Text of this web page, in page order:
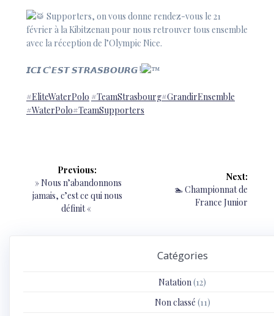
Supporters, on vous donne rendez-vous le 21
février à la Kibitzenau pour nous retrouver tous ensemble
avec la réception de l’Olympic Nice.
𝙄𝘾𝙄 𝘾’𝙀𝙎𝙏 𝙎𝙏𝙍𝘼𝙎𝘽𝙊𝙐𝙍𝙂 !
#EliteWaterPolo #TeamStrasbourg#GrandirEnsemble
#WaterPolo#TeamSupporters
Navigation
l’article
Previous:
Previous
post:
» Nous n’abandonnons
jamais, c’est ce qui nous
définit «
Next:
Next
🏊 Championnat de
France Junior
Catégories
Natation (12)
Non classé (11)